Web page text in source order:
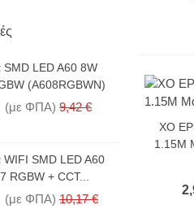
LED A60 8W
(A608RGBWN)
(με ΦΠΑ) 9,42 €
SMD LED A60
RGBW + CCT...
(με ΦΠΑ) 10,17 €
XO
1.15M